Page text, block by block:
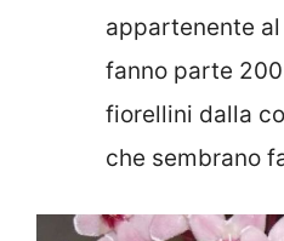
appartenente
fanno parte
fiorellini dalla
che sembrano